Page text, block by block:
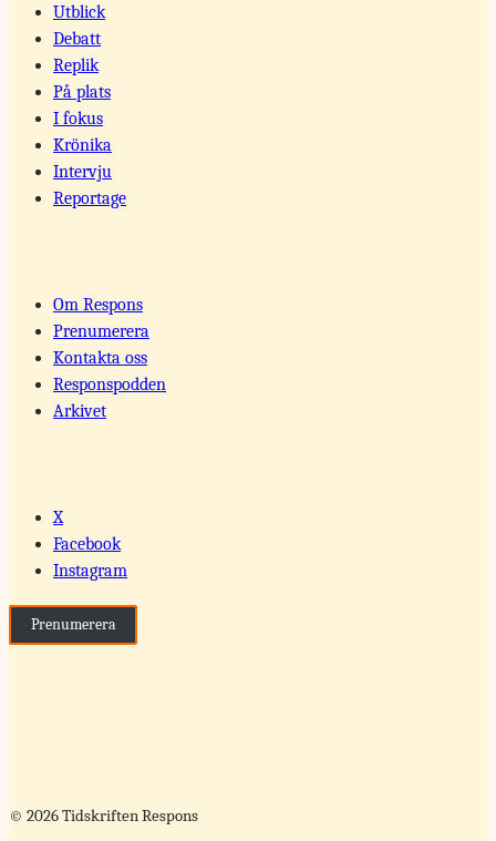
Utblick
Debatt
Replik
På plats
I fokus
Krönika
Intervju
Reportage
Om Respons
Prenumerera
Kontakta oss
Responspodden
Arkivet
X
Facebook
Instagram
Prenumerera
© 2026 Tidskriften Respons